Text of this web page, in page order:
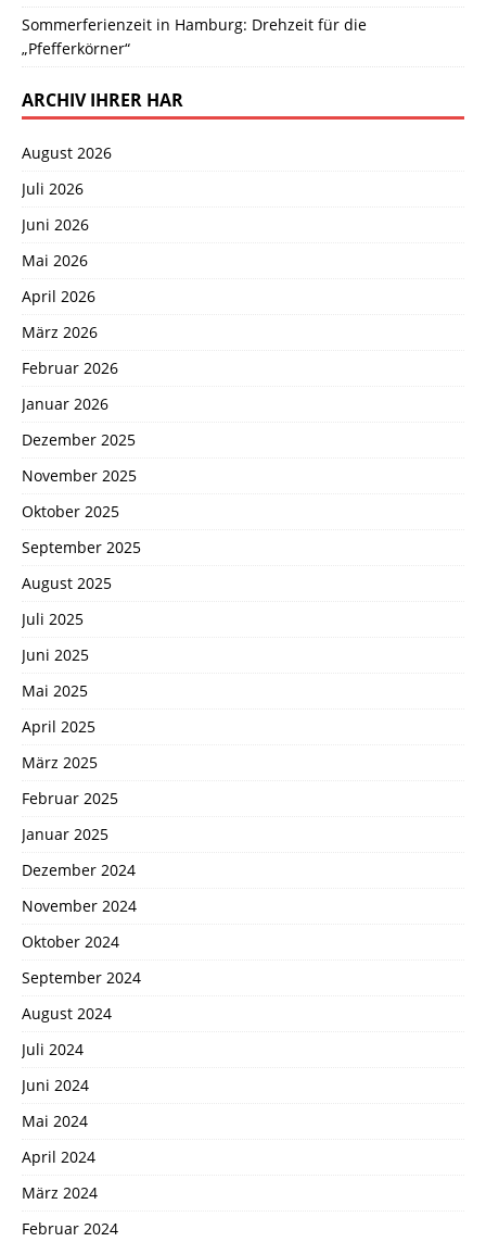
Sommerferienzeit in Hamburg: Drehzeit für die
„Pfefferkörner“
ARCHIV IHRER HAR
August 2026
Juli 2026
Juni 2026
Mai 2026
April 2026
März 2026
Februar 2026
Januar 2026
Dezember 2025
November 2025
Oktober 2025
September 2025
August 2025
Juli 2025
Juni 2025
Mai 2025
April 2025
März 2025
Februar 2025
Januar 2025
Dezember 2024
November 2024
Oktober 2024
September 2024
August 2024
Juli 2024
Juni 2024
Mai 2024
April 2024
März 2024
Februar 2024